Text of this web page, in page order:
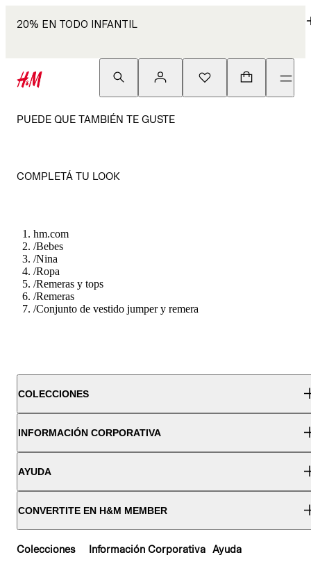
20% EN TODO INFANTIL
PUEDE QUE TAMBIÉN TE GUSTE
COMPLETÁ TU LOOK
hm.com
/Bebes
/Nina
/Ropa
/Remeras y tops
/Remeras
/Conjunto de vestido jumper y remera
COLECCIONES
INFORMACIÓN CORPORATIVA
AYUDA
CONVERTITE EN H&M MEMBER
Colecciones Información Corporativa Ayuda